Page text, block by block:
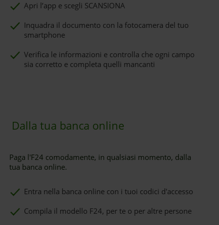
Apri l’app e scegli SCANSIONA
Inquadra il documento con la fotocamera del tuo
smartphone
Verifica le informazioni e controlla che ogni campo
sia corretto e completa quelli mancanti
Dalla tua banca online
Paga l'F24 comodamente, in qualsiasi momento, dalla
tua banca online.
Entra nella banca online con i tuoi codici d'accesso
Compila il modello F24, per te o per altre persone